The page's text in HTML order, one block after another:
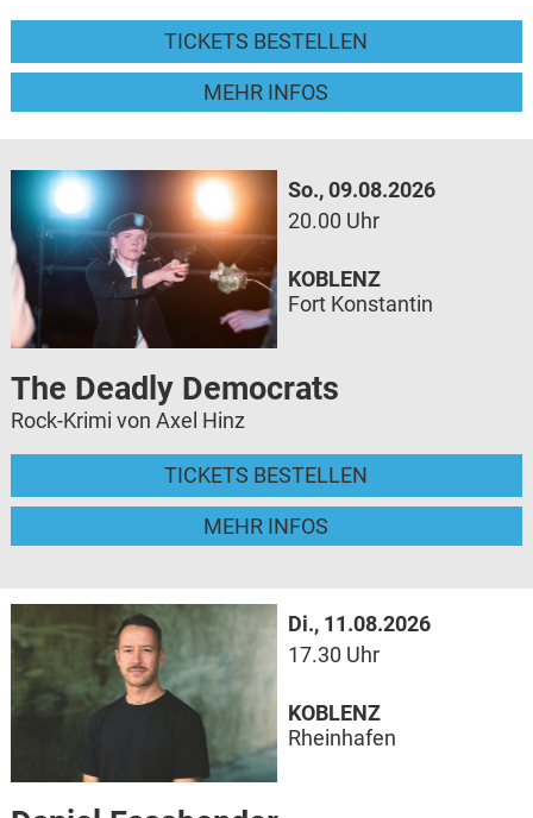
TICKETS BESTELLEN
MEHR INFOS
So., 09.08.2026
20.00 Uhr
The Deadly Democrats
Rock-Krimi von Axel Hinz
TICKETS BESTELLEN
MEHR INFOS
KOBLENZ
Fort Konstantin
Di., 11.08.2026
17.30 Uhr
KOBLENZ
Rheinhafen